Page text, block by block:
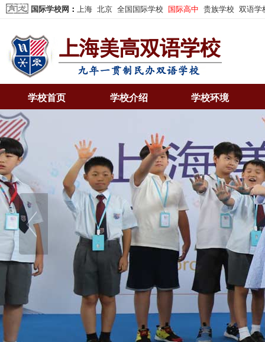
国际学校网 ： 上海 北京 全国国际学校 国际高中 贵族学校 双语学
学校首页 学校介绍 学校环境